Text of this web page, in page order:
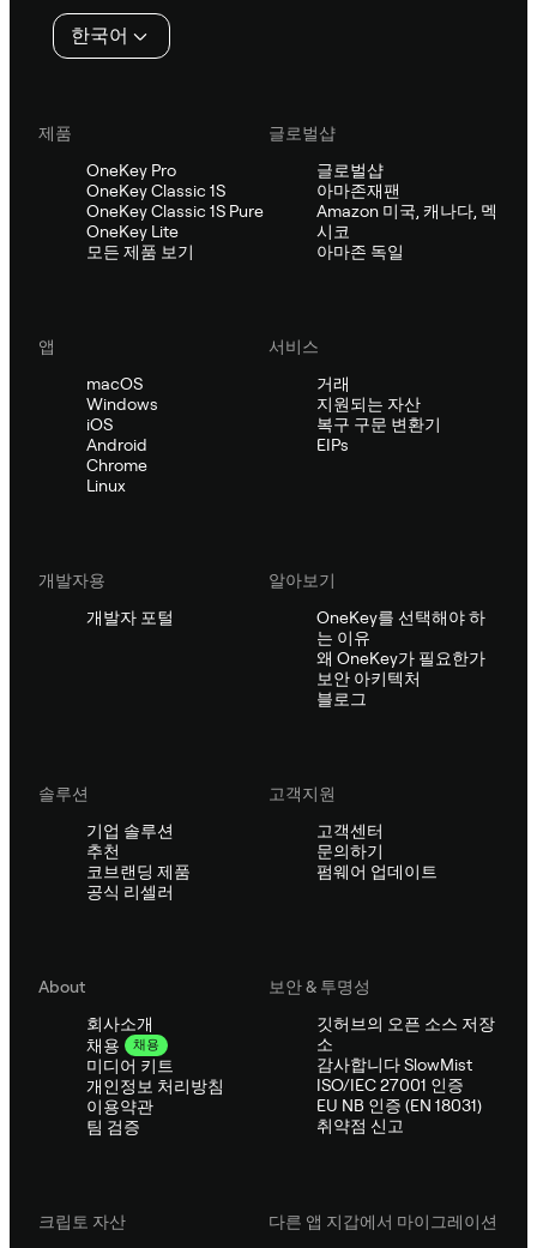
한국어
제품
OneKey Pro
OneKey Classic 1S
OneKey Classic 1S Pure
OneKey Lite
모든 제품 보기
글로벌샵
글로벌샵
아마존재팬
Amazon 미국, 캐나다, 멕
시코
아마존 독일
앱
macOS
Windows
iOS
Android
Chrome
Linux
서비스
거래
지원되는 자산
복구 구문 변환기
EIPs
개발자용
개발자 포털
알아보기
OneKey를 선택해야 하
는 이유
왜 OneKey가 필요한가
보안 아키텍처
블로그
솔루션
기업 솔루션
추천
코브랜딩 제품
공식 리셀러
고객지원
고객센터
문의하기
펌웨어 업데이트
About
회사소개
채용
채용
미디어 키트
개인정보 처리방침
이용약관
팀 검증
보안 & 투명성
깃허브의 오픈 소스 저장
소
감사합니다 SlowMist
ISO/IEC 27001 인증
EU NB 인증 (EN 18031)
취약점 신고
크립토 자산
다른 앱 지갑에서 마이그레이션